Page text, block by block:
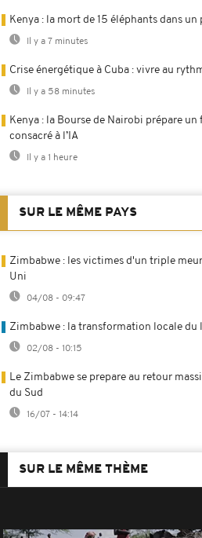
Kenya : la mort de 15 éléphants dans
Il y a 7 minutes
Crise énergétique à Cuba : vivre au
Il y a 58 minutes
Kenya : la Bourse de Nairobi prépare
consacré à l’IA
Il y a 1 heure
SUR LE MÊME PAYS
Zimbabwe : les victimes d'un triple
Uni
04/08 - 09:47
Zimbabwe : la transformation locale du
02/08 - 10:15
Le Zimbabwe se prepare au retour
du Sud
16/07 - 14:14
SUR LE MÊME THÈME